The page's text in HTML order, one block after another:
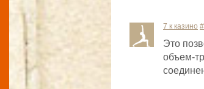
7 к казино #
Это
объем-